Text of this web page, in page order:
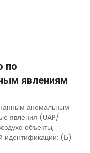
по
явлениям
аномальным
явления (UAP/
объекты,
идентификации; (Б)